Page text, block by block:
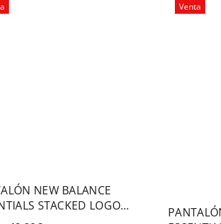
NEW BALANCE
STACKED LOGO
TERRY
Venta